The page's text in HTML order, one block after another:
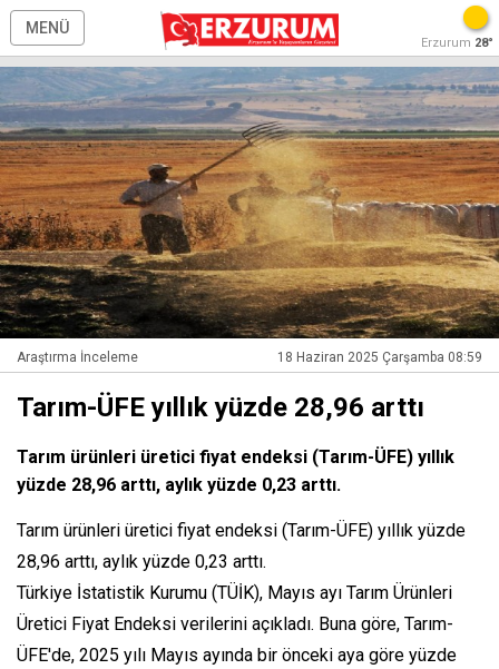
MENÜ
Erzurum 28°
Araştırma İnceleme 18 Haziran 2025 Çarşamba 08:59
Tarım-ÜFE yıllık yüzde 28,96 arttı
Tarım ürünleri üretici fiyat endeksi (Tarım-ÜFE) yıllık
yüzde 28,96 arttı, aylık yüzde 0,23 arttı.
Tarım ürünleri üretici fiyat endeksi (Tarım-ÜFE) yıllık yüzde
28,96 arttı, aylık yüzde 0,23 arttı.
Türkiye İstatistik Kurumu (TÜİK), Mayıs ayı Tarım Ürünleri
Üretici Fiyat Endeksi verilerini açıkladı. Buna göre, Tarım-
ÜFE'de, 2025 yılı Mayıs ayında bir önceki aya göre yüzde